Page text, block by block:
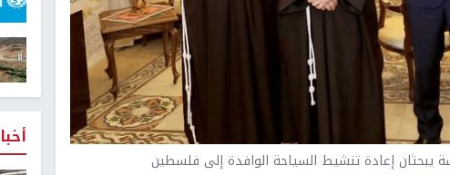
يبحثان إعادة تنشيط السياحة الوافدة إلى فلسطين